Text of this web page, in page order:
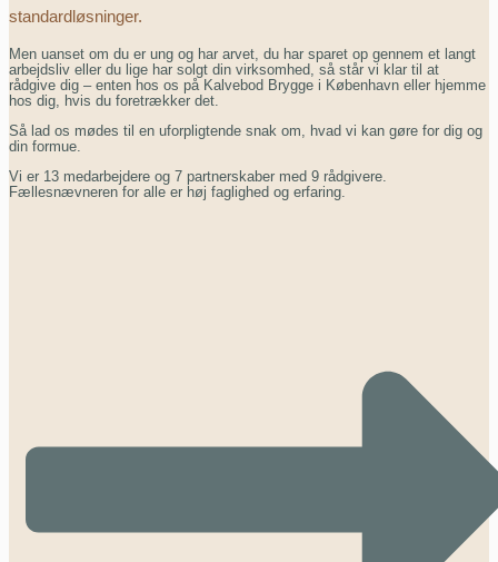
standardløsninger.
Men uanset om du er ung og har arvet, du har sparet op gennem et langt
arbejdsliv eller du lige har solgt din virksomhed, så står vi klar til at
rådgive dig – enten hos os på Kalvebod Brygge i København eller hjemme
hos dig, hvis du foretrækker det.
Så lad os mødes til en uforpligtende snak om, hvad vi kan gøre for dig og
din formue.
Vi er 13 medarbejdere og 7 partnerskaber med 9 rådgivere.
Fællesnævneren for alle er høj faglighed og erfaring.